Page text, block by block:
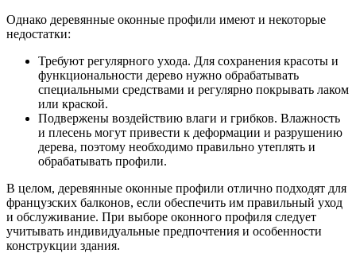
Однако деревянные оконные профили имеют и некоторые
недостатки:
Требуют регулярного ухода. Для сохранения красоты и
функциональности дерево нужно обрабатывать
специальными средствами и регулярно покрывать лаком
или краской.
Подвержены воздействию влаги и грибков. Влажность
и плесень могут привести к деформации и разрушению
дерева, поэтому необходимо правильно утеплять и
обрабатывать профили.
В целом, деревянные оконные профили отлично подходят для
французских балконов, если обеспечить им правильный уход
и обслуживание. При выборе оконного профиля следует
учитывать индивидуальные предпочтения и особенности
конструкции здания.